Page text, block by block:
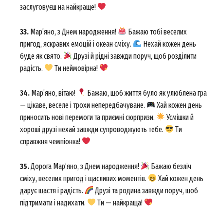
SUBSCRIBE NOW
Company
Contact us
заслуговуєш на найкраще!
33. Мар’яно, з Днем народження!
Бажаю тобі веселих
пригод, яскравих емоцій і океан сміху.
Нехай кожен день
буде як свято.
Друзі й рідні завжди поруч, щоб розділити
радість.
Ти неймовірна!
34. Мар’яно, вітаю!
Бажаю, щоб життя було як улюблена гра
— цікаве, веселе і трохи непередбачуване.
Хай кожен день
приносить нові перемоги та приємні сюрпризи.
Усмішки й
хороші друзі нехай завжди супроводжують тебе.
Ти
справжня чемпіонка!
35.Дорога Мар’яно, з Днем народження!
Бажаю безліч
сміху, веселих пригод і щасливих моментів.
Хай кожен день
дарує щастя і радість.
Друзі та родина завжди поруч, щоб
підтримати і надихати.
Ти — найкраща!